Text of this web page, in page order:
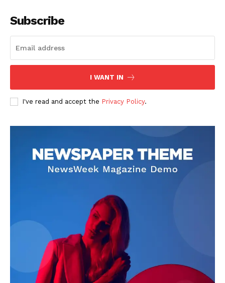
Subscribe
I WANT IN
I've read and accept the Privacy Policy.